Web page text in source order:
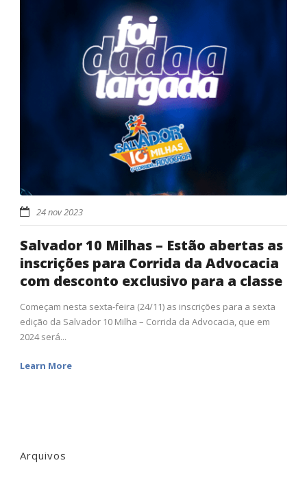
24 nov 2023
Salvador 10 Milhas – Estão abertas as
inscrições para Corrida da Advocacia
com desconto exclusivo para a classe
Começam nesta sexta-feira (24/11) as inscrições para a sexta
edição da Salvador 10 Milha – Corrida da Advocacia, que em
2024 será...
Learn More
Arquivos